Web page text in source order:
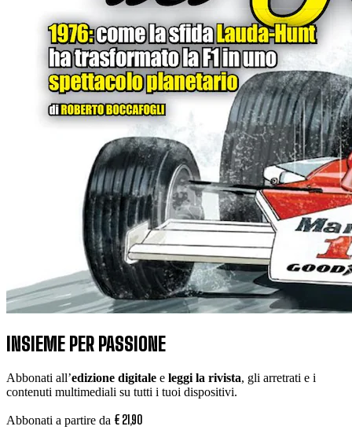
INSIEME PER PASSIONE
Abbonati all’edizione digitale e leggi la rivista, gli arretrati e i
contenuti multimediali su tutti i tuoi dispositivi.
Abbonati a partire da € 21,90